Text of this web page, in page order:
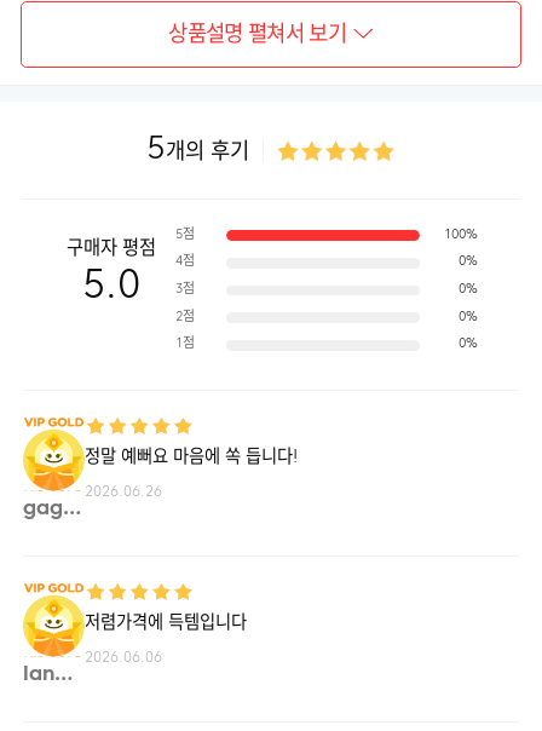
상품설명 펼쳐서 보기
5개의 후기
구매자 평점
5.0
5점 100%
4점 0%
3점 0%
2점 0%
1점 0%
gag1**
정말 예뻐요 마음에 쏙 듭니다!
2026.06.26
lanab**
저렴가격에 득템입니다
2026.06.06